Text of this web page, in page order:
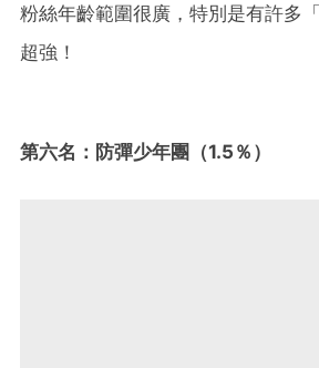
粉絲年齡範圍很廣，特別是有許多
超強！
第六名：防彈少年團（1.5％）